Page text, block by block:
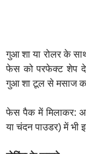
गुआ शा या रोलर के
फेस को परफेक्ट शेप
गुआ शा टूल से मसाज
फेस पैक में मिलाकर:
या चंदन पाउडर) में